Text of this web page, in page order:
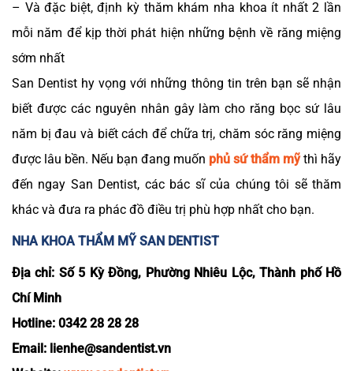
– Và đặc biệt, định kỳ thăm khám nha khoa ít nhất 2 lần
mỗi năm để kịp thời phát hiện những bệnh về răng miệng
sớm nhất
San Dentist hy vọng với những thông tin trên bạn sẽ nhận
biết được các nguyên nhân gây làm cho răng bọc sứ lâu
năm bị đau và biết cách để chữa trị, chăm sóc răng miệng
được lâu bền. Nếu bạn đang muốn phủ sứ thẩm mỹthì hãy
đến ngay San Dentist, các bác sĩ của chúng tôi sẽ thăm
khác và đưa ra phác đồ điều trị phù hợp nhất cho bạn.
NHA KHOA THẨM MỸ SAN DENTIST
Địa chỉ: Số 5 Kỳ Đồng, Phường Nhiêu Lộc, Thành phố Hồ
Chí Minh
Hotline: 0342 28 28 28
Email: lienhe@sandentist.vn